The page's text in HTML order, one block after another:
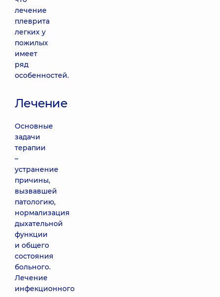
лечение
плеврита
легких у
пожилых
имеет
ряд
особенностей.
Лечение
Основные
задачи
терапии
–
устранение
причины,
вызвавшей
патологию,
нормализация
дыхательной
функции
и общего
состояния
больного.
Лечение
инфекционного